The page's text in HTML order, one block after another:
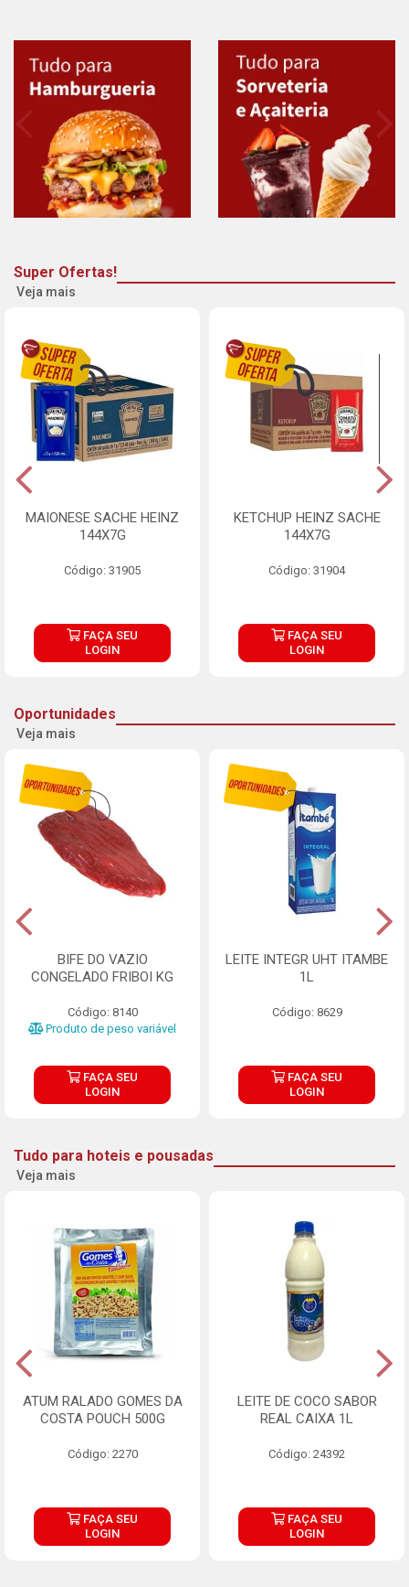
Super Ofertas!
Veja mais
MAIONESE SACHE HEINZ
144X7G
Código: 31905
FAÇA SEU
LOGIN
KETCHUP HEINZ SACHE
144X7G
Código: 31904
FAÇA SEU
LOGIN
Oportunidades
Veja mais
BIFE DO VAZIO
CONGELADO FRIBOI KG
Código: 8140
Produto de peso variável
FAÇA SEU
LOGIN
LEITE INTEGR UHT ITAMBE
1L
Código: 8629
FAÇA SEU
LOGIN
Tudo para hoteis e pousadas
Veja mais
ATUM RALADO GOMES DA
COSTA POUCH 500G
Código: 2270
FAÇA SEU
LOGIN
LEITE DE COCO SABOR
REAL CAIXA 1L
Código: 24392
FAÇA SEU
LOGIN